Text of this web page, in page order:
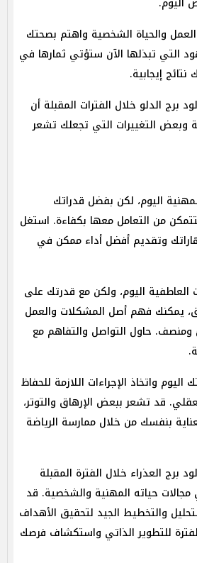
والحياة الشخصية واهتم بصحتك
التي تبذلها الآن ستؤتي ثمارها في
إيجابية.
برج الدلو خلال الفترات المقبلة أن
وبعض التغييرات التي تجعلك تشعر
اليوم، لكن بفضل قدراتك
من التعامل معها بكفاءة. استغل
وتقديم أفضل أداء ممكن في
العاطفية اليوم، ولكن مع قدرتك على
يمكنك فهم أصل المشكلات والعمل
حاول التواصل والتفاهم مع
اليوم واتخاذ الإجراءات اللازمة للحفاظ
قد تشعر ببعض الإرهاق والتوتر،
بنفسك من خلال ممارسة الرياضة
برج العذراء خلال الفترة المقبلة
حياته المهنية والشخصية. قد
والتخطيط الجيد لتحقيق الأهداف
للتطوير الذاتي واستكشاف فرصك